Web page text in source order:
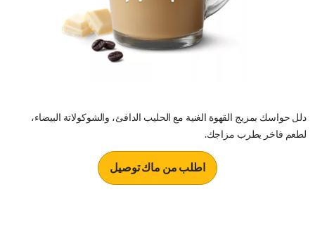
دلل حواسك بمزيج القهوة الغنية مع الحليب الدافئ، والشوكولاتة البيضاء،
لطعم فاخر يطرب مزاجك.
اطلب من ماك توصيل